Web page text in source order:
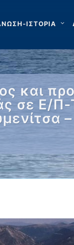
ΙΣΤΟΡΙΑ
και
σε Ε/